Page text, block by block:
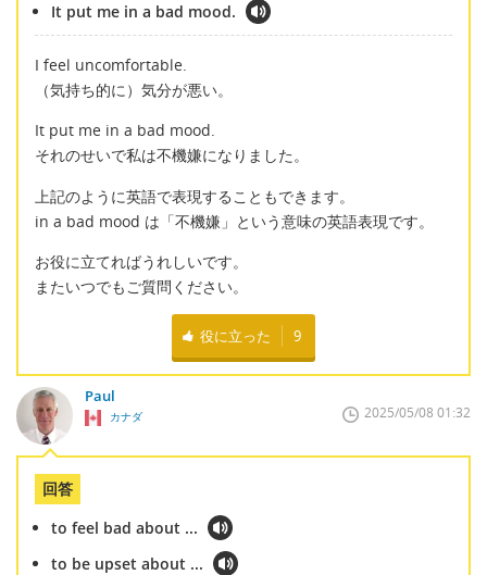
It put me in a bad mood.
I feel uncomfortable.
（気持ち的に）気分が悪い。
It put me in a bad mood.
それのせいで私は不機嫌になりました。
上記のように英語で表現することもできます。
in a bad mood は「不機嫌」という意味の英語表現です。
お役に立てればうれしいです。
またいつでもご質問ください。
役に立った 9
Paul
カナダ 2025/05/08 01:32
回答
to feel bad about ...
to be upset about ...